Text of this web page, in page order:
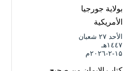
بولاية جورجيا
الأمريكية
الأحد ۲۷ شعبان
۱٤٤۷هـ
۱۵-۲-۲۰۲٦م